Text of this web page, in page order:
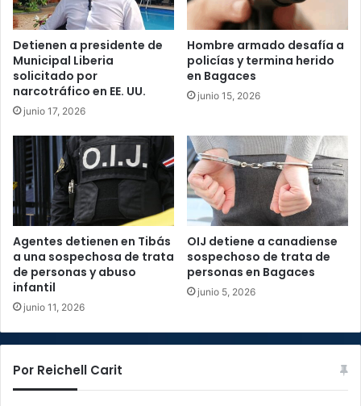
Detienen a presidente de
Municipal Liberia
solicitado por
narcotráfico en EE. UU.
junio 17, 2026
Hombre armado desafía a
policías y termina herido
en Bagaces
junio 15, 2026
Agentes detienen en Tibás
a una sospechosa de trata
de personas y abuso
infantil
junio 11, 2026
OIJ detiene a canadiense
sospechoso de trata de
personas en Bagaces
junio 5, 2026
Por Reichell Carit